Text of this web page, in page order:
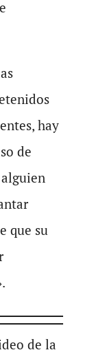
hay
de
que su
de la